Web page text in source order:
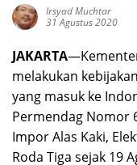
Irsyad Muchtar
31 Agustus 2020
JAKARTA
melakukan
yang masuk ke
Permendag Nomor
Impor Alas Kaki,
Roda Tiga sejak 19